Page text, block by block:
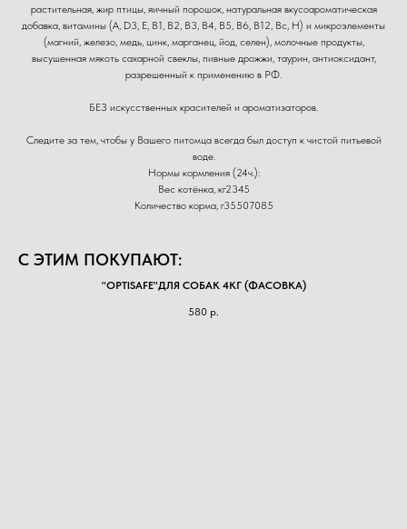
растительная, жир птицы, яичный порошок, натуральная вкусоароматическая
добавка, витамины (А, D3, Е, В1, В2, В3, В4, В5, В6, В12, Вс, Н) и микроэлементы
(магний, железо, медь, цинк, марганец, йод, селен), молочные продукты,
высушенная мякоть сахарной свеклы, пивные дрожжи, таурин, антиоксидант,
разрешенный к применению в РФ.
БЕЗ искусственных красителей и ароматизаторов.
Следите за тем, чтобы у Вашего питомца всегда был доступ к чистой питьевой
воде.
Нормы кормления (24ч.):
Вес котёнка, кг2345
Количество корма, г35507085
С ЭТИМ ПОКУПАЮТ:
"OPTISAFE"ДЛЯ СОБАК 4КГ (ФАСОВКА)
580 р.